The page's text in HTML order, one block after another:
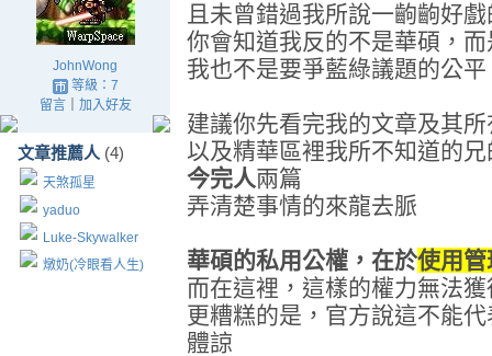
JohnWong
等級：7
留言｜ 加入好友
文章推薦人 (4)
天煞孤星
yaduo
Luke-Skywalker
燉奶(冷眼看人生)
且未曾錯過我所說一齣齣好
你會知道我反的不是華碩，
我也不是要爭藍綠議題的公
建議你先看完我的文章及其
以及精華區裡我所不知道的兄
今完人兩篇
弄清楚事情的來龍去脈
華碩的私用公權，在於使用
而在這裡，這樣的權力無法
更糟糕的是，官方說這不能
體諒